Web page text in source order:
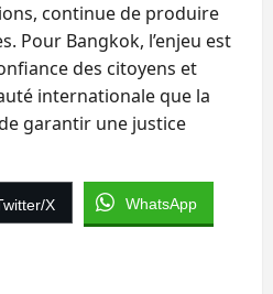
continue de produire
Pour Bangkok, l’enjeu est
des citoyens et
internationale que la
garantir une justice
X WhatsApp